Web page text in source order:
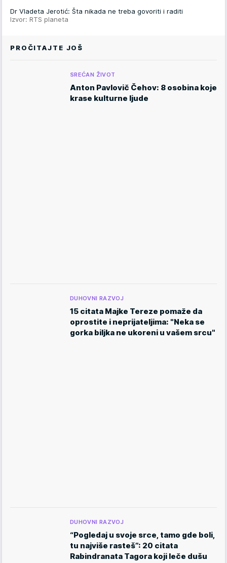
Dr Vladeta Jerotić: Šta nikada ne treba govoriti i raditi
Izvor: RTS planeta
PROČITAJTE JOŠ
SREĆAN ŽIVOT
Anton Pavlovič Čehov: 8 osobina koje
krase kulturne ljude
DUHOVNI RAZVOJ
15 citata Majke Tereze pomaže da
oprostite i neprijateljima: "Neka se
gorka biljka ne ukoreni u vašem srcu"
DUHOVNI RAZVOJ
“Pogledaj u svoje srce, tamo gde boli,
tu najviše rasteš”: 20 citata
Rabindranata Tagora koji leče dušu